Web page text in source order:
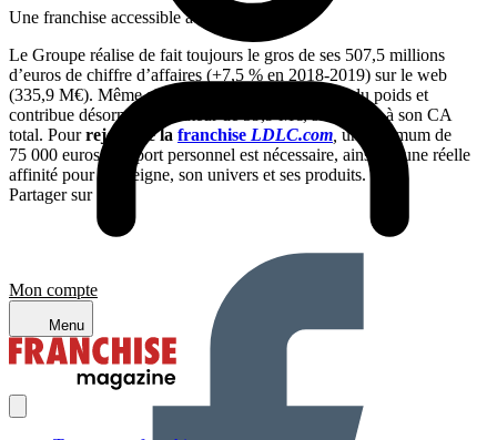
Mon compte
Menu
Une franchise accessible aux passionnés
Le Groupe réalise de fait toujours le gros de ses 507,5 millions
d’euros de chiffre d’affaires (+7,5 % en 2018-2019) sur le web
(335,9 M€). Même si son réseau physique prend du poids et
contribue désormais à hauteur de 59,9 M€, soit 18 %, à son CA
total. Pourrejoindre la franchise LDLC.com un minimum de
75 000 euros d’apport personnel est nécessaire, ainsi qu’une réelle
affinité pour l’enseigne, son univers et ses produits.
Partager sur :